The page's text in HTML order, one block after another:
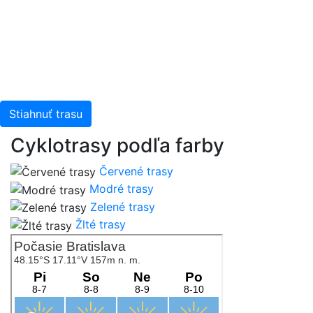
Stiahnuť trasu
Cyklotrasy podľa farby
Červené trasy
Modré trasy
Zelené trasy
Žlté trasy